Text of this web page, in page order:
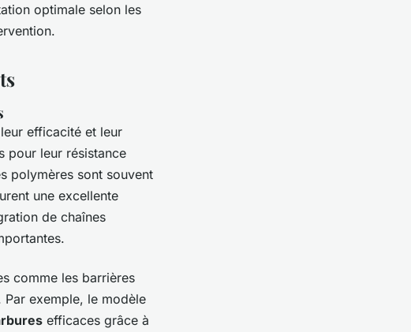
optimale selon les
efficacité et leur
pour leur résistance
polymères sont souvent
une excellente
de chaînes
comme les barrières
exemple, le modèle
efficaces grâce à